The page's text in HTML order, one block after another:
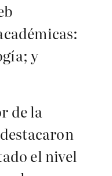
y
de la
el nivel